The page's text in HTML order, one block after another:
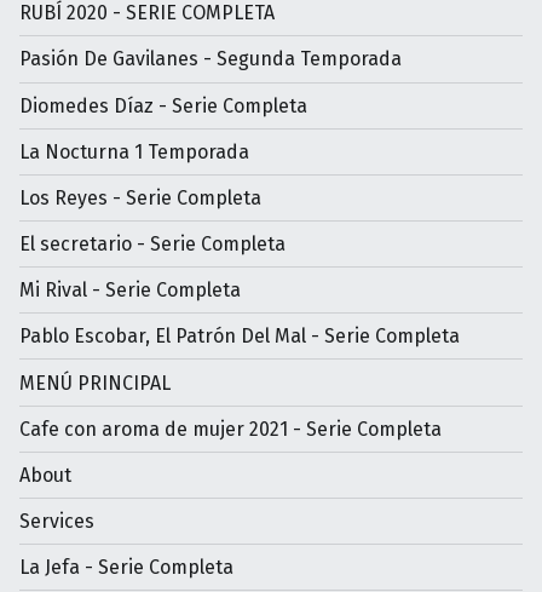
RUBÍ 2020 - SERIE COMPLETA
Pasión De Gavilanes - Segunda Temporada
Diomedes Díaz - Serie Completa
La Nocturna 1 Temporada
Los Reyes - Serie Completa
El secretario - Serie Completa
Mi Rival - Serie Completa
Pablo Escobar, El Patrón Del Mal - Serie Completa
MENÚ PRINCIPAL
Cafe con aroma de mujer 2021 - Serie Completa
About
Services
La Jefa - Serie Completa